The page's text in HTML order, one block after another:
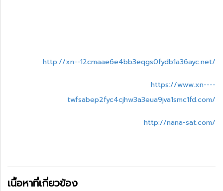
http://xn--12cmaae6e4bb3eqgs0fydb1a36ayc.net/
https://www.xn----
twfsabep2fyc4cjhw3a3eua9jva1smc1fd.com/
http://nana-sat.com/
เนื้อหาที่เกี่ยวข้อง